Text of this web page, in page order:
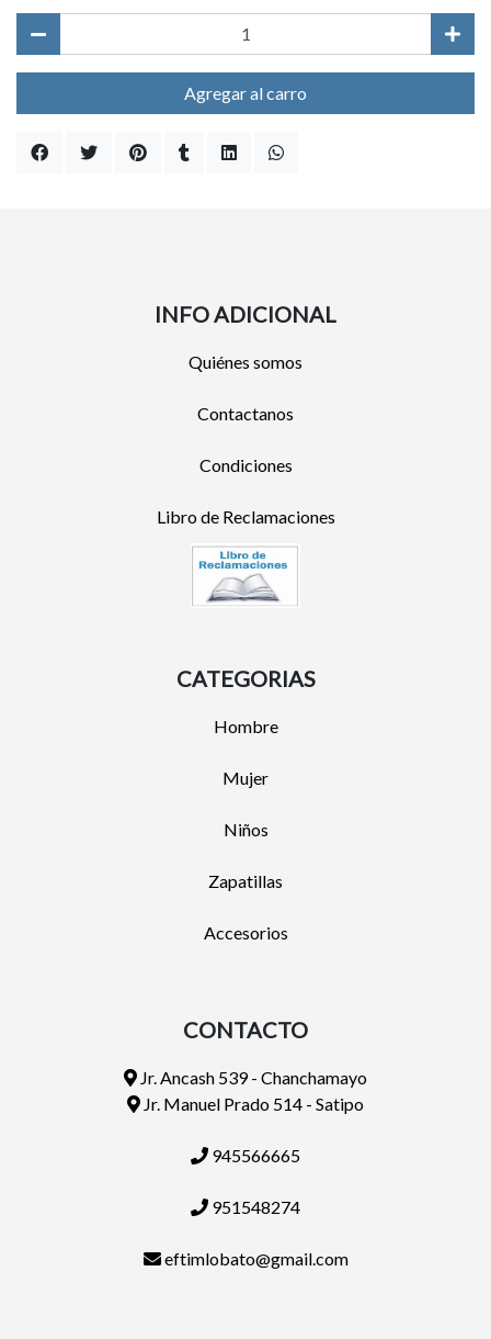
Agregar al carro
INFO ADICIONAL
Quiénes somos
Contactanos
Condiciones
Libro de Reclamaciones
CATEGORIAS
Hombre
Mujer
Niños
Zapatillas
Accesorios
CONTACTO
Jr. Ancash 539 - Chanchamayo
Jr. Manuel Prado 514 - Satipo
945566665
951548274
eftimlobato@gmail.com